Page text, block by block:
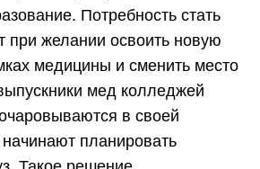
Потребность стать
при желании освоить новую
медицины и сменить место
мед колледжей
в своей
планировать